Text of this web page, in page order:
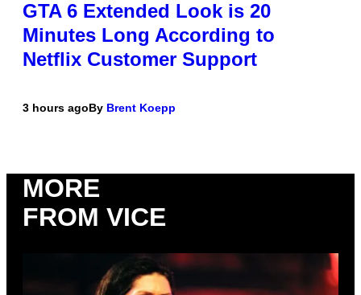
GTA 6 Extended Look is 20
Minutes Long According to
Netflix Customer Support
3 hours agoBy Brent Koepp
MORE
FROM VICE